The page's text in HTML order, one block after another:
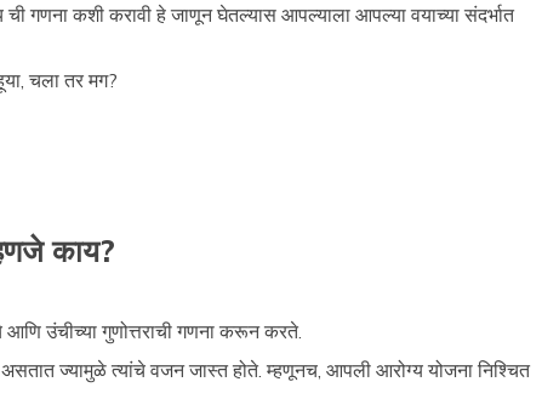
गणना कशी करावी हे जाणून घेतल्यास आपल्याला आपल्या वयाच्या संदर्भात
चला तर मग?
काय?
आणि उंचीच्या गुणोत्तराची गणना करून करते.
ज्यामुळे त्यांचे वजन जास्त होते. म्हणूनच, आपली आरोग्य योजना निश्चित